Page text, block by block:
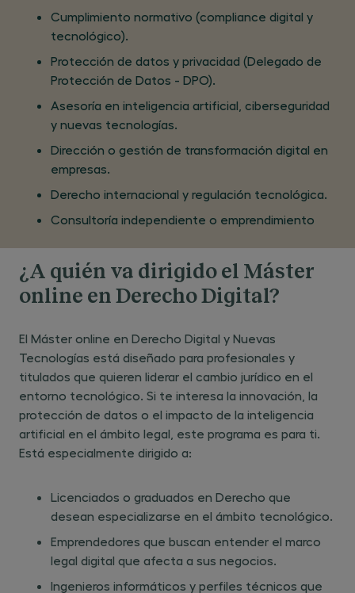
Cumplimiento normativo (compliance digital y
tecnológico).
Protección de datos y privacidad (Delegado de
Protección de Datos - DPO).
Asesoría en inteligencia artificial, ciberseguridad
y nuevas tecnologías.
Dirección o gestión de transformación digital en
empresas.
Derecho internacional y regulación tecnológica.
Consultoría independiente o emprendimiento
¿A quién va dirigido el Máster
online en Derecho Digital?
El Máster online en Derecho Digital y Nuevas
Tecnologías está diseñado para profesionales y
titulados que quieren liderar el cambio jurídico en el
entorno tecnológico. Si te interesa la innovación, la
protección de datos o el impacto de la inteligencia
artificial en el ámbito legal, este programa es para ti.
Está especialmente dirigido a:
Licenciados o graduados en Derecho que
desean especializarse en el ámbito tecnológico.
Emprendedores que buscan entender el marco
legal digital que afecta a sus negocios.
Ingenieros informáticos y perfiles técnicos que